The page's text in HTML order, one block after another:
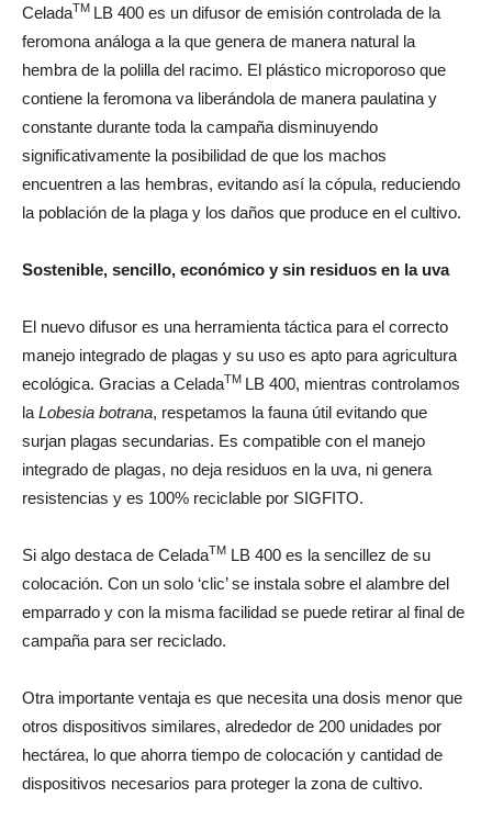
CeladaTM LB 400 es un difusor de emisión controlada de la
feromona análoga a la que genera de manera natural la
hembra de la polilla del racimo. El plástico microporoso que
contiene la feromona va liberándola de manera paulatina y
constante durante toda la campaña disminuyendo
significativamente la posibilidad de que los machos
encuentren a las hembras, evitando así la cópula, reduciendo
la población de la plaga y los daños que produce en el cultivo.
Sostenible, sencillo, económico y sin residuos en la uva
El nuevo difusor es una herramienta táctica para el correcto
manejo integrado de plagas y su uso es apto para agricultura
ecológica. Gracias a CeladaTM LB 400, mientras controlamos
la Lobesia botrana, respetamos la fauna útil evitando que
surjan plagas secundarias. Es compatible con el manejo
integrado de plagas, no deja residuos en la uva, ni genera
resistencias y es 100% reciclable por SIGFITO.
Si algo destaca de CeladaTM LB 400 es la sencillez de su
colocación. Con un solo ‘clic’ se instala sobre el alambre del
emparrado y con la misma facilidad se puede retirar al final de
campaña para ser reciclado.
Otra importante ventaja es que necesita una dosis menor que
otros dispositivos similares, alrededor de 200 unidades por
hectárea, lo que ahorra tiempo de colocación y cantidad de
dispositivos necesarios para proteger la zona de cultivo.